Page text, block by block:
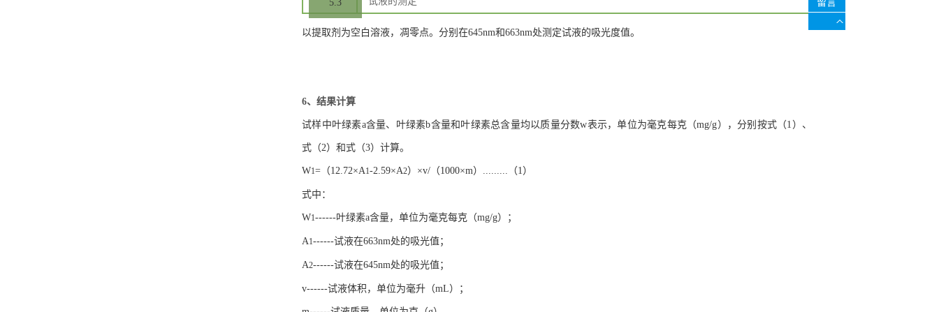
5.3
以提取剂为空白溶液，凋零点。分别在645nm和663nm处测定试液的吸光度值。
6、结果计算
试样中叶绿素a含量、叶绿素b含量和叶绿素总含量均以质量分数w表示，单位为毫克每克（mg/g），分别按式（1）、
式（2）和式（3）计算。
W1=（12.72×A1-2.59×A2）×v/（1000×m）.........（1）
式中：
W1------叶绿素a含量，单位为毫克每克（mg/g）；
A1------试液在663nm处的吸光值；
A2------试液在645nm处的吸光值；
v------试液体积，单位为毫升（mL）；
留言